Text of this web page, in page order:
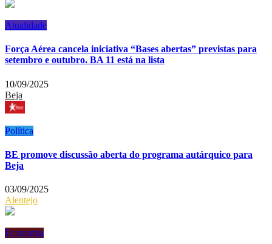
Atualidade
Força Aérea cancela iniciativa “Bases abertas” previstas para
setembro e outubro. BA 11 está na lista
10/09/2025
Beja
Política
BE promove discussão aberta do programa autárquico para
Beja
03/09/2025
Alentejo
Economia